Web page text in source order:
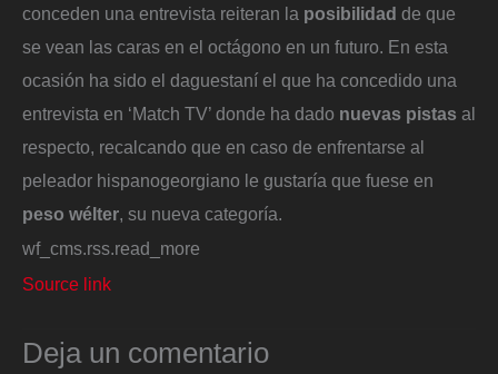
conceden una entrevista reiteran la posibilidad de que
se vean las caras en el octágono en un futuro. En esta
ocasión ha sido el daguestaní el que ha concedido una
entrevista en ‘Match TV’ donde ha dado nuevas pistas al
respecto, recalcando que en caso de enfrentarse al
peleador hispanogeorgiano le gustaría que fuese en
peso wélter, su nueva categoría.
wf_cms.rss.read_more
Source link
Deja un comentario